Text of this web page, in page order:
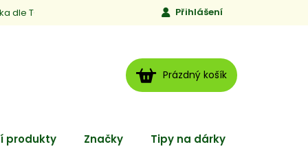
dle TCM Jen to, čemu věříme
Přihlášení
NÁKUPNÍ
KOŠÍK
Prázdný košík
produkty Značky Tipy na dárky